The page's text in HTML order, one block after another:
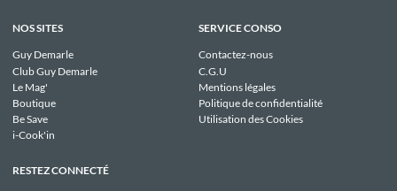
NOS SITES
Guy Demarle
Club Guy Demarle
Le Mag'
Boutique
Be Save
i-Cook'in
SERVICE CONSO
Contactez-nous
C.G.U
Mentions légales
Politique de confidentialité
Utilisation des Cookies
RESTEZ CONNECTÉ